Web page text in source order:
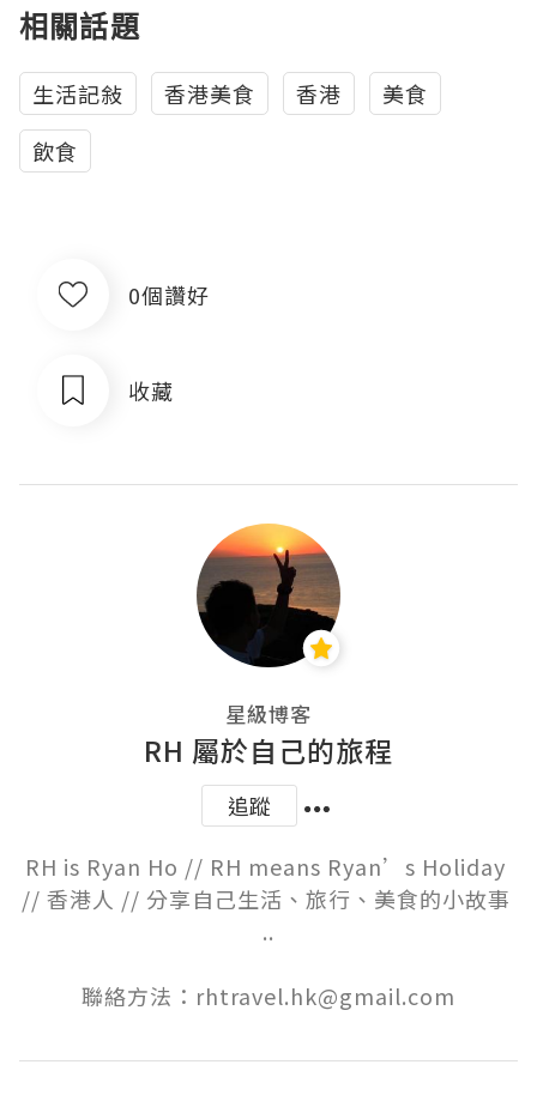
相關話題
生活記敍 香港美食 香港
美食
飲食
0個讚好
收藏
星級博客
RH 屬於自己的旅程
追蹤
RH is Ryan Ho // RH means Ryan’s Holiday
// 香港人 // 分享自己生活、旅行、美食的小故事
..
聯絡方法：rhtravel.hk@gmail.com